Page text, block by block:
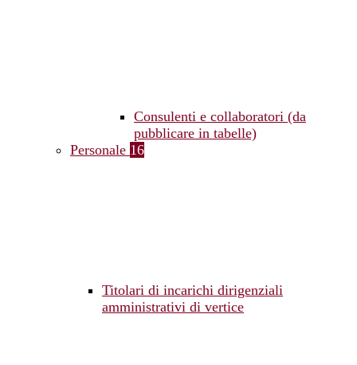
Consulenti e collaboratori (da
pubblicare in tabelle)
Personale 16
Titolari di incarichi dirigenziali
amministrativi di vertice